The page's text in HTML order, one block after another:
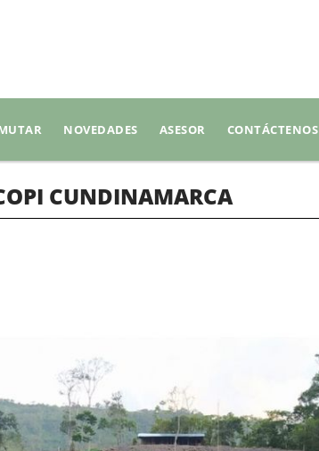
NOVEDADES ASESOR CONTÁCTENOS
CUNDINAMARCA